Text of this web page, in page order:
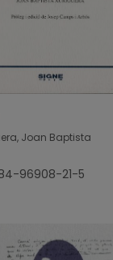
Joan Baptista
96908-21-5